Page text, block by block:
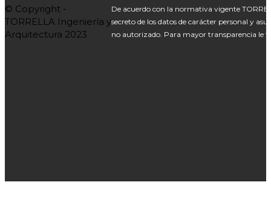
© Copyright -
TORRELLA Ingeniería y
Arquitectura 2023
De acuerdo con la normativa vigente
secreto de los datos de carácter personal y
no autorizado. Para mayor transparencia le